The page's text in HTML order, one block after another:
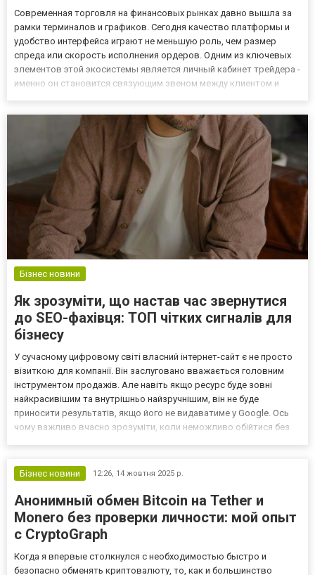
Современная торговля на финансовых рынках давно вышла за
рамки терминалов и графиков. Сегодня качество платформы и
удобство интерфейса играют не меньшую роль, чем размер
спреда или скорость исполнения ордеров. Одним из ключевых
элементов этой экосистемы является личный кабинет трейдера -
именно он становится связующим звеном между клиентом и
Бізнес новини
Як зрозуміти, що настав час звернутися
до SEO-фахівця: ТОП чітких сигналів для
бізнесу
У сучасному цифровому світі власний інтернет-сайт є не просто
візиткою для компанії. Він заслуговано вважається головним
інструментом продажів. Але навіть якщо ресурс буде зовні
найкрасивішим та внутрішньо найзручнішим, він не буде
приносити результатів, якщо його не видаватиме у Google. Ось
чому важливо вчасно зрозуміти, коли неможливо обійтися без
Бізнес новини
12:26, 14 жовтня 2025 р.
Анонимный обмен Bitcoin на Tether и
Monero без проверки личности: мой опыт
с CryptoGraph
Когда я впервые столкнулся с необходимостью быстро и
безопасно обменять криптовалюту, то, как и большинство